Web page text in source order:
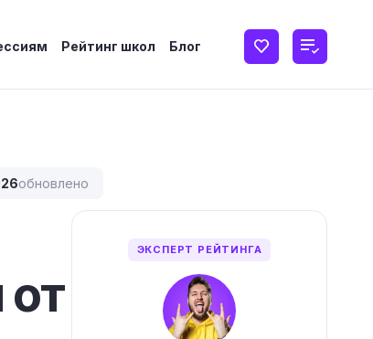
Рейтинг школ Блог
обновлено
ЭКСПЕРТ РЕЙТИНГА